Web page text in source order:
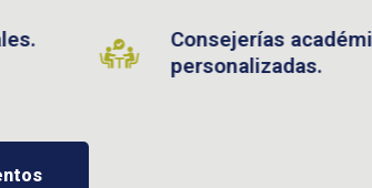
Consejerías académicas
personalizadas.